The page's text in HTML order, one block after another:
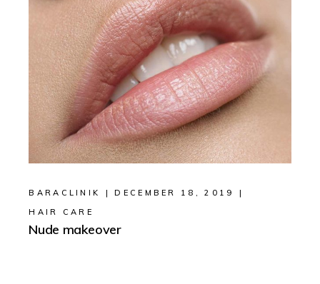
BARACLINIK
DECEMBER 18, 2019
HAIR CARE
Nude makeover